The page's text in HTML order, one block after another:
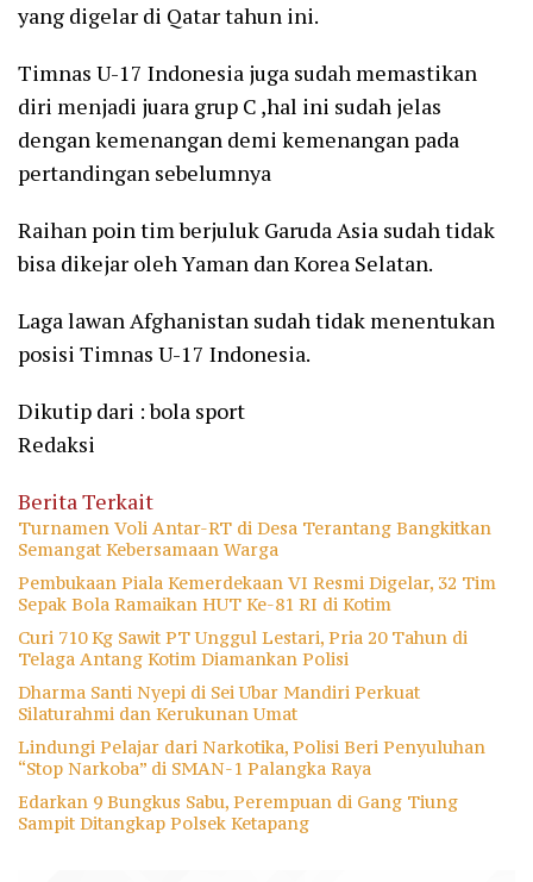
yang digelar di Qatar tahun ini.
Timnas U-17 Indonesia juga sudah memastikan
diri menjadi juara grup C ,hal ini sudah jelas
dengan kemenangan demi kemenangan pada
pertandingan sebelumnya
Raihan poin tim berjuluk Garuda Asia sudah tidak
bisa dikejar oleh Yaman dan Korea Selatan.
Laga lawan Afghanistan sudah tidak menentukan
posisi Timnas U-17 Indonesia.
Dikutip dari : bola sport
Redaksi
Berita Terkait
Turnamen Voli Antar-RT di Desa Terantang Bangkitkan
Semangat Kebersamaan Warga
Pembukaan Piala Kemerdekaan VI Resmi Digelar, 32 Tim
Sepak Bola Ramaikan HUT Ke-81 RI di Kotim
Curi 710 Kg Sawit PT Unggul Lestari, Pria 20 Tahun di
Telaga Antang Kotim Diamankan Polisi
Dharma Santi Nyepi di Sei Ubar Mandiri Perkuat
Silaturahmi dan Kerukunan Umat
Lindungi Pelajar dari Narkotika, Polisi Beri Penyuluhan
“Stop Narkoba” di SMAN-1 Palangka Raya
Edarkan 9 Bungkus Sabu, Perempuan di Gang Tiung
Sampit Ditangkap Polsek Ketapang